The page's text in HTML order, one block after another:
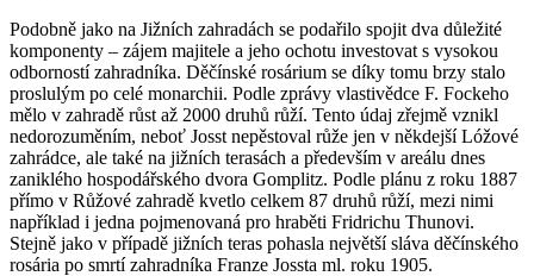
Podobně jako na Jižních zahradách se podařilo spojit dva důležité
komponenty – zájem majitele a jeho ochotu investovat s vysokou
odborností zahradníka. Děčínské rosárium se díky tomu brzy stalo
proslulým po celé monarchii. Podle zprávy vlastivědce F. Fockeho
mělo v zahradě růst až 2000 druhů růží. Tento údaj zřejmě vznikl
nedorozuměním, neboť Josst nepěstoval růže jen v někdejší Lóžové
zahrádce, ale také na jižních terasách a především v areálu dnes
zaniklého hospodářského dvora Gomplitz. Podle plánu z roku 1887
přímo v Růžové zahradě kvetlo celkem 87 druhů růží, mezi nimi
například i jedna pojmenovaná pro hraběti Fridrichu Thunovi.
Stejně jako v případě jižních teras pohasla největší sláva děčínského
rosária po smrtí zahradníka Franze Jossta ml. roku 1905.